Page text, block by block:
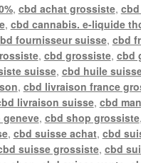
, cbd achat grossiste,
, cbd cannabis. e-liquide
fournisseur suisse, cbd
, cbd grossiste, cbd
suisse, cbd huile
, cbd livraison france
livraison suisse, cbd
, cbd shop grossiste,
, cbd suisse achat, cbd
suisse grossiste, cbd